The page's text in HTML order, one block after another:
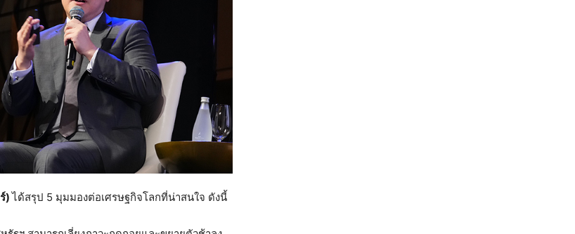
)ได้สรุป 5 มุมมองต่อเศรษฐกิจโลกที่น่าสนใจ ดังนี้